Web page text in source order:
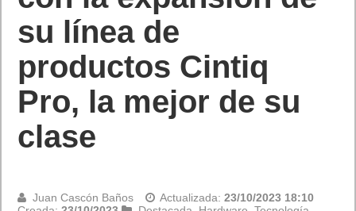
Juan Cascón Baños Actualizada:
Creada:
23/10/2023 Destacada